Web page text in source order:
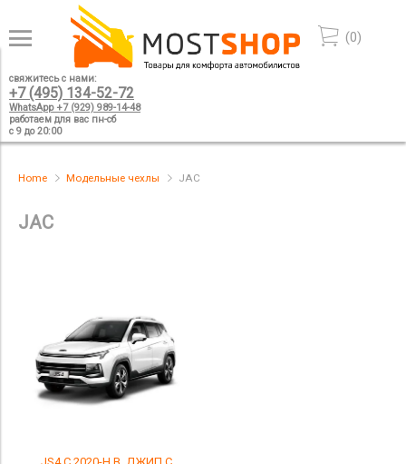
(0)
свяжитесь с нами:
+7 (495) 134-52-72
WhatsApp +7 (929) 989-14-48
работаем для вас пн-сб
с 9 до 20:00
Home Модельные чехлы JAC
JAC